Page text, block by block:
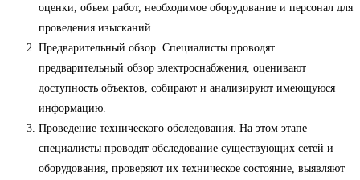
оценки, объем работ, необходимое оборудование и персонал для
проведения изысканий.
Предварительный обзор. Специалисты проводят
предварительный обзор электроснабжения, оценивают
доступность объектов, собирают и анализируют имеющуюся
информацию.
Проведение технического обследования. На этом этапе
специалисты проводят обследование существующих сетей и
оборудования, проверяют их техническое состояние, выявляют